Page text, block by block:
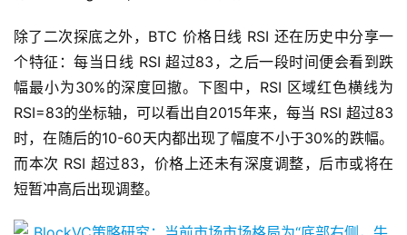
除了二次探底之外，BTC 价格日线 RSI 还在历史中分享一
个特征：每当日线 RSI 超过83，之后一段时间便会看到跌
幅最小为30%的深度回撤。下图中，RSI 区域红色横线为
RSI=83的坐标轴，可以看出自2015年来，每当 RSI 超过83
时，在随后的10-60天内都出现了幅度不小于30%的跌幅。
而本次 RSI 超过83，价格上还未有深度调整，后市或将在